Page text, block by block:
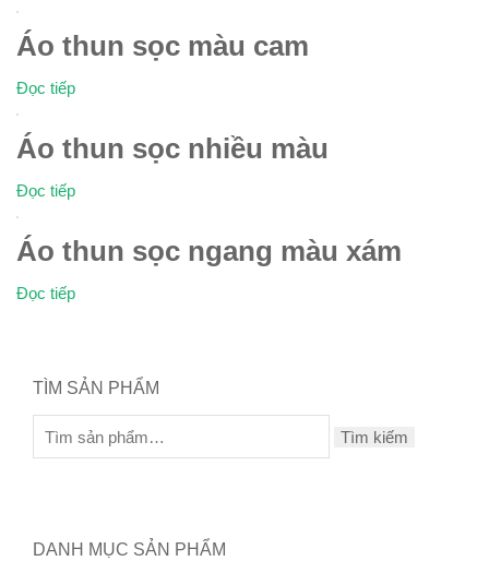
Áo thun sọc màu cam
Đọc tiếp
Áo thun sọc nhiều màu
Đọc tiếp
Áo thun sọc ngang màu xám
Đọc tiếp
TÌM SẢN PHẨM
Tìm kiếm
DANH MỤC SẢN PHẨM